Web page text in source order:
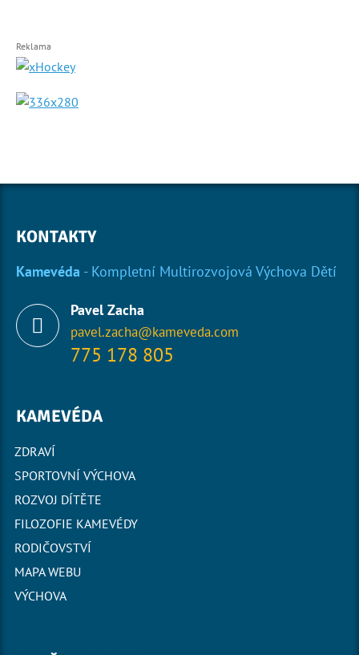
Reklama
KONTAKTY
Kamevéda - Kompletní Multirozvojová Výchova Dětí
Pavel Zacha
pavel.zacha@kameveda.com
775 178 805
KAMEVÉDA
ZDRAVÍ
SPORTOVNÍ VÝCHOVA
ROZVOJ DÍTĚTE
FILOZOFIE KAMEVÉDY
RODIČOVSTVÍ
MAPA WEBU
VÝCHOVA